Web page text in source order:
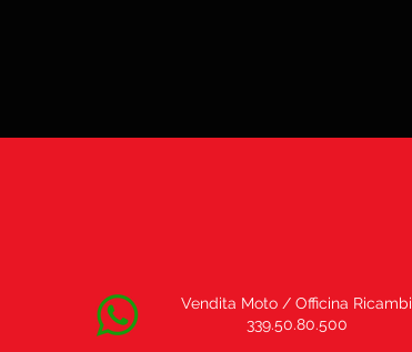
Vendita Moto / Officina Ricambi
339.50.80.500